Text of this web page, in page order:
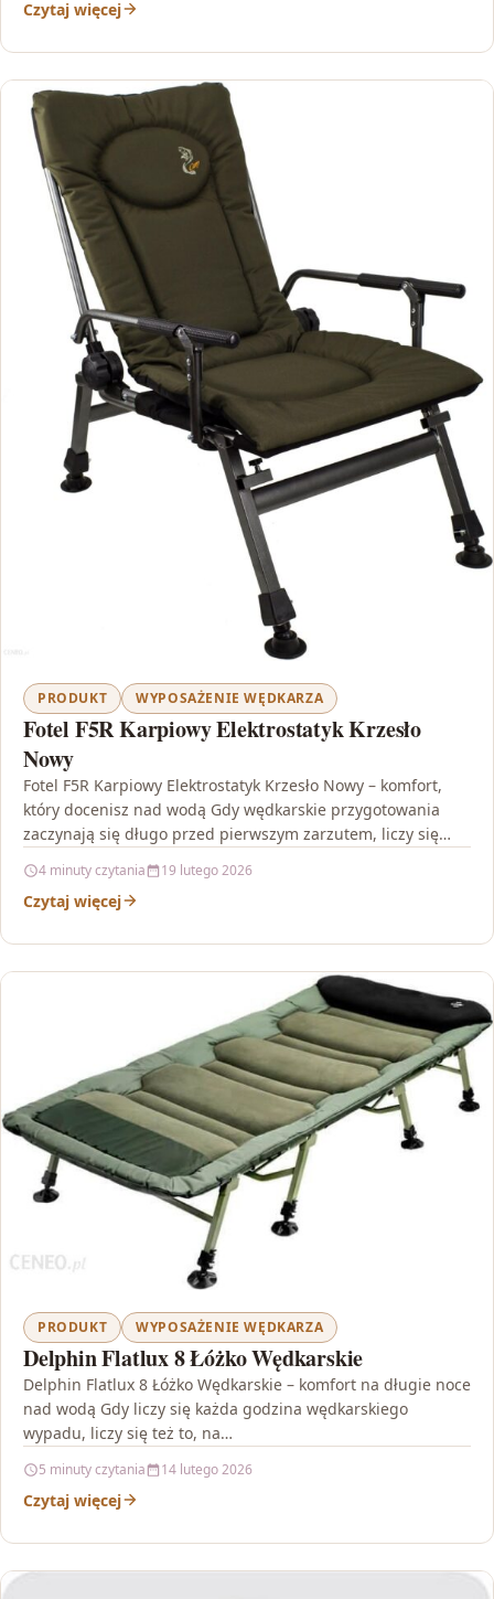
Czytaj więcej
PRODUKT WYPOSAŻENIE WĘDKARZA
Fotel F5R Karpiowy Elektrostatyk Krzesło
Nowy
Fotel F5R Karpiowy Elektrostatyk Krzesło Nowy – komfort,
który docenisz nad wodą Gdy wędkarskie przygotowania
zaczynają się długo przed pierwszym zarzutem, liczy się
4 minuty czytania 19 lutego 2026
Czytaj więcej
PRODUKT WYPOSAŻENIE WĘDKARZA
Delphin Flatlux 8 Łóżko Wędkarskie
Delphin Flatlux 8 Łóżko Wędkarskie – komfort na długie noce
nad wodą Gdy liczy się każda godzina wędkarskiego
wypadu, liczy się też to, na…
5 minuty czytania 14 lutego 2026
Czytaj więcej